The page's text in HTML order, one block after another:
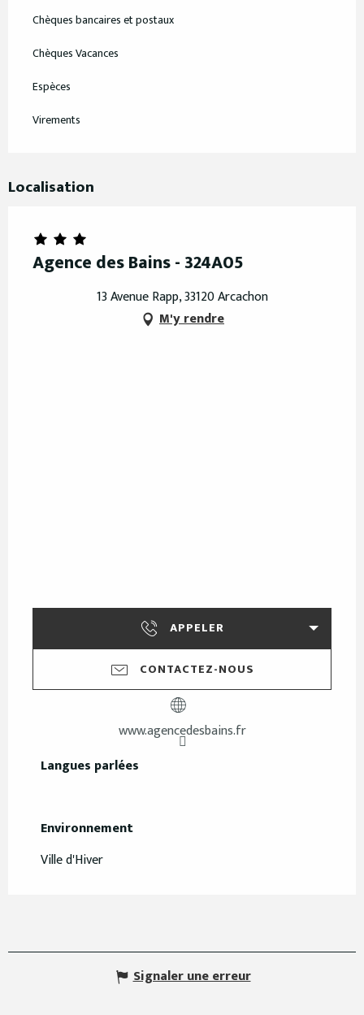
Chèques bancaires et postaux
Chèques Vacances
Espèces
Virements
Localisation
Agence des Bains - 324A05
13 Avenue Rapp, 33120 Arcachon
M'y rendre
APPELER
CONTACTEZ-NOUS
www.agencedesbains.fr
Langues parlées
Langues parlées
Environnement
Environnement
Ville d'Hiver
Signaler une erreur